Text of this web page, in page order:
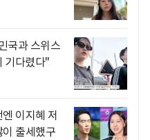
국과 스위스
기다렸다"
이지혜 저
출세했구